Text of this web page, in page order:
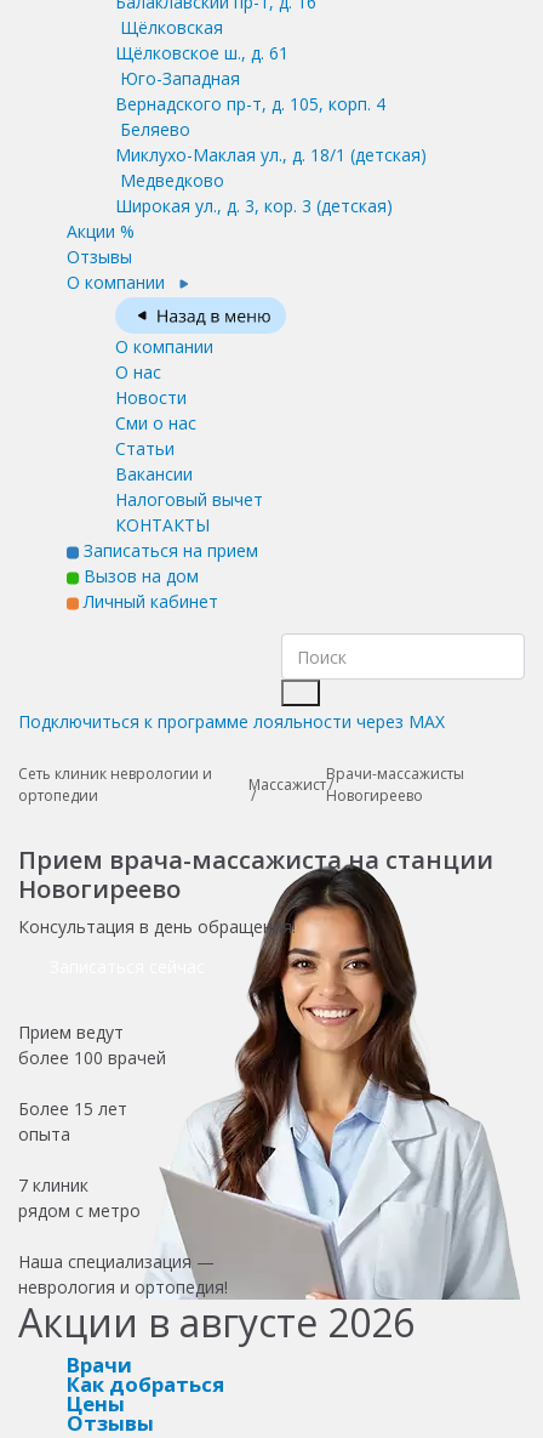
Щёлковская
Щёлковское ш., д. 61
Юго-Западная
Вернадского пр-т, д. 105, корп. 4
Беляево
Миклухо-Маклая ул., д. 18/1 (детская)
Медведково
Широкая ул., д. 3, кор. 3 (детская)
Акции %
Отзывы
О компании
О компании
О нас
Новости
Сми о нас
Статьи
Вакансии
Налоговый вычет
КОНТАКТЫ
Записаться на прием
Вызов на дом
Личный кабинет
Подключиться к программе лояльности через MAX
Сеть клиник неврологии и
ортопедии
Массажист
Врачи-массажисты
Новогиреево
Прием врача-массажиста на станции
Новогиреево
Консультация в день обращения!
Прием ведут
более 100 врачей
Более 15 лет
опыта
7 клиник
рядом с метро
Наша специализация —
неврология и ортопедия!
Акции в августе 2026
Врачи
Как добраться
Цены
Отзывы